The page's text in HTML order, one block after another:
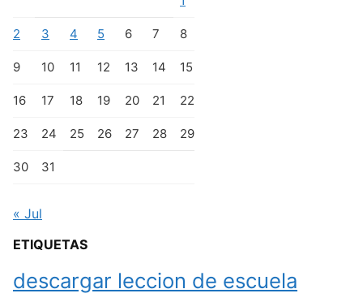
2 3 4 5 6 7 8
9 10 11 12 13 14 15
16 17 18 19 20 21 22
23 24 25 26 27 28 29
30 31
« Jul
ETIQUETAS
descargar leccion de escuela